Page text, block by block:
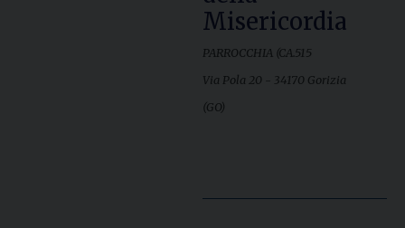
Misericordia
PARROCCHIA (CA.515
Via Pola 20 - 34170 Gorizia
(GO)